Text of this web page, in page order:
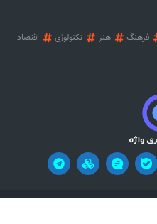
فرهنگ هنر تکنولوژی
اقتصاد